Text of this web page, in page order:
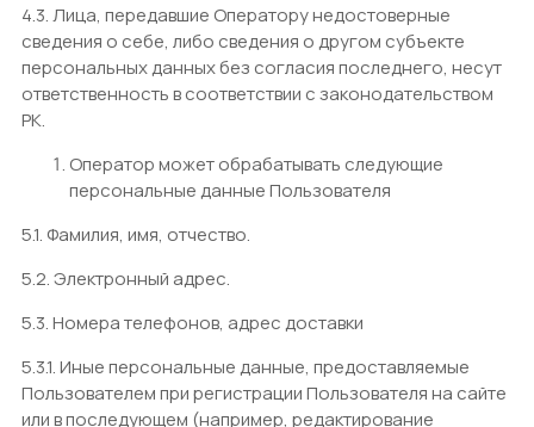
4.3. Лица, передавшие Оператору недостоверные
сведения о себе, либо сведения о другом субъекте
персональных данных без согласия последнего, несут
ответственность в соответствии с законодательством
РК.
Оператор может обрабатывать следующие
персональные данные Пользователя
5.1. Фамилия, имя, отчество.
5.2. Электронный адрес.
5.3. Номера телефонов, адрес доставки
5.3.1. Иные персональные данные, предоставляемые
Пользователем при регистрации Пользователя на сайте
или в последующем (например, редактирование